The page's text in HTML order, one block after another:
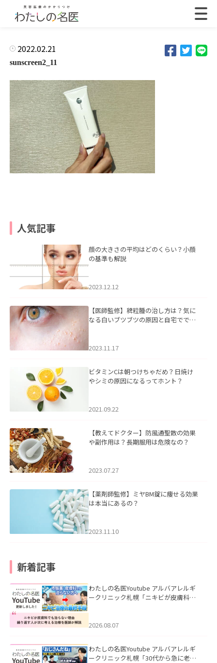
2022.02.21
sunscreen2_11
人気記事
顔の大きさの平均はどのくらい？小顔
の基準も解説
2023.12.12
【医師監修】稗粒腫の治し方は？気に
なる白いブツブツの原因と自宅ででき
2023.11.17
ビタミンCは朝つけちゃだめ？日焼け
やシミの原因になるってホント？
2021.09.22
【教えてドクター】防風通聖散の効果
や副作用は？長期服用は危険なの？
2023.07.27
【薬剤師監修】ミヤBM錠に痩せる効果
は本当にあるの？
2023.11.10
新着記事
わたしの名医Youtube アルバアレルギ
ークリニック札幌「ニキビが皮膚科で
ました。
2026.08.07
わたしの名医Youtube アルバアレルギ
ークリニック札幌「30代から急に老け